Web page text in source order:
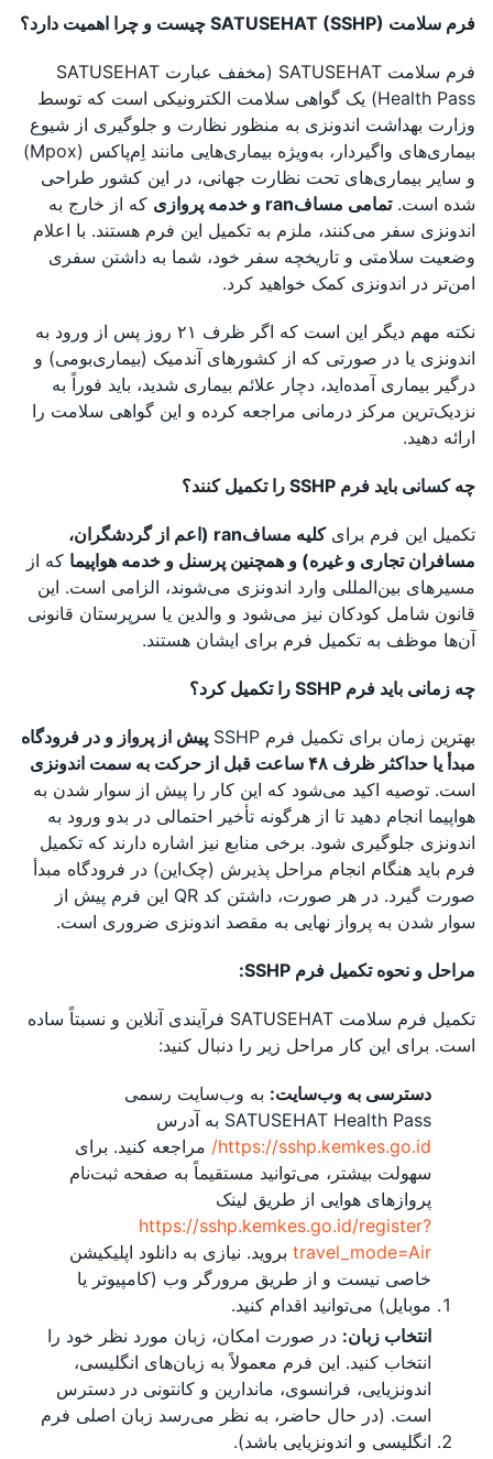
فرم سلامت SATUSEHAT (SSHP) چیست و چرا اهمیت دارد؟
فرم سلامت SATUSEHAT (مخفف عبارت SATUSEHAT
Health Pass) یک گواهی سلامت الکترونیکی است که توسط
وزارت بهداشت اندونزی به منظور نظارت و جلوگیری از شیوع
بیماری‌های واگیردار، به‌ویژه بیماری‌هایی مانند اِم‌پاکس (Mpox)
و سایر بیماری‌های تحت نظارت جهانی، در این کشور طراحی
شده است.تمامی مسافran و خدمه پروازی
که از خارج به
اندونزی سفر می‌کنند، ملزم به تکمیل این فرم هستند. با اعلام
وضعیت سلامتی و تاریخچه سفر خود، شما به داشتن سفری
امن‌تر در اندونزی کمک خواهید کرد.
نکته مهم دیگر این است که اگر ظرف ۲۱ روز پس از ورود به
اندونزی یا در صورتی که از کشورهای آندمیک (بیماری‌بومی) و
درگیر بیماری آمده‌اید، دچار علائم بیماری شدید، باید فوراً به
نزدیک‌ترین مرکز درمانی مراجعه کرده و این گواهی سلامت را
ارائه دهید.
چه کسانی باید فرم SSHP را تکمیل کنند؟
تکمیل این فرم برای
کلیه مسافran (اعم از گردشگران،
مسافران تجاری و غیره) و همچنین پرسنل و خدمه هواپیما که از
مسیرهای بین‌المللی وارد اندونزی می‌شوند، الزامی است. این
قانون شامل کودکان نیز می‌شود و والدین یا سرپرستان قانونی
آن‌ها موظف به تکمیل فرم برای ایشان هستند.
چه زمانی باید فرم SSHP را تکمیل کرد؟
بهترین زمان برای تکمیل فرم SSHP
پیش از پرواز و در فرودگاه
مبدأ یا حداکثر ظرف ۴۸ ساعت قبل از حرکت به سمت اندونزی
است. توصیه اکید می‌شود که این کار را پیش از سوار شدن به
هواپیما انجام دهید تا از هرگونه تأخیر احتمالی در بدو ورود به
اندونزی جلوگیری شود. برخی منابع نیز اشاره دارند که تکمیل
فرم باید هنگام انجام مراحل پذیرش (چک‌این) در فرودگاه مبدأ
صورت گیرد. در هر صورت، داشتن کد QR این فرم پیش از
سوار شدن به پرواز نهایی به مقصد اندونزی ضروری است.
مراحل و نحوه تکمیل فرم SSHP:
تکمیل فرم سلامت SATUSEHAT فرآیندی آنلاین و نسبتاً ساده
است. برای این کار مراحل زیر را دنبال کنید:
دسترسی به وب‌سایت: به وب‌سایت رسمی
SATUSEHAT Health Pass به آدرس
https://sshp.kemkes.go.id/
مراجعه کنید. برای
سهولت بیشتر، می‌توانید مستقیماً به صفحه ثبت‌نام
پروازهای هوایی از طریق لینک
https://sshp.kemkes.go.id/register?
travel_mode=Air بروید. نیازی به دانلود اپلیکیشن
خاصی نیست و از طریق مرورگر وب (کامپیوتر یا
موبایل) می‌توانید اقدام کنید.
انتخاب زبان: در صورت امکان، زبان مورد نظر خود را
انتخاب کنید. این فرم معمولاً به زبان‌های انگلیسی،
اندونزیایی، فرانسوی، ماندارین و کانتونی در دسترس
است. (در حال حاضر، به نظر می‌رسد زبان اصلی فرم
انگلیسی و اندونزیایی باشد).